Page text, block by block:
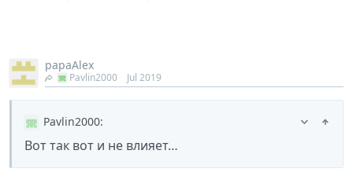
papaAlex
Pavlin2000 Jul 2019
Pavlin2000:
Вот так вот и не влияет…